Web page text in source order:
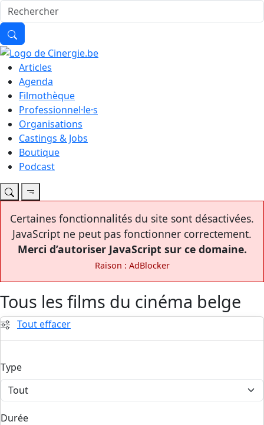
Articles
Agenda
Filmothèque
Professionnel·le·s
Organisations
Castings & Jobs
Boutique
Podcast
Certaines fonctionnalités du site sont désactivées.
JavaScript ne peut pas fonctionner correctement.
Merci d’autoriser JavaScript sur ce domaine.
Raison : AdBlocker
Tous les films du cinéma belge
Tout effacer
Type
Durée